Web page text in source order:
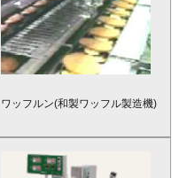
ワッフルン(和製ワッフル製造機)